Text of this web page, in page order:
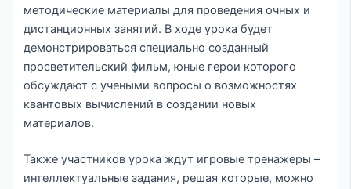
методические материалы для проведения очных и
дистанционных занятий. В ходе урока будет
демонстрироваться специально созданный
просветительский фильм, юные герои которого
обсуждают с учеными вопросы о возможностях
квантовых вычислений в создании новых
материалов.
Также участников урока ждут игровые тренажеры –
интеллектуальные задания, решая которые, можно